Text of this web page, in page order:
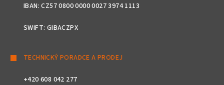
IBAN: CZ57 0800 0000 0027 3974 1113
SWIFT: GIBACZPX
TECHNICKÝ PORADCE A PRODEJ
+420 608 042 277